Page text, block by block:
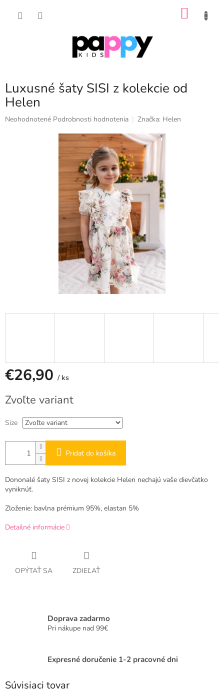
Luxusné šaty SISI z kolekcie od
Helen
Priemerné
Neohodnotené Podrobnosti hodnotenia Značka: Helen
€26,90 / ks
cena:
Zvoľte variant
Size
Pridať do košíka
Dononalé šaty SISI z novej kolekcie Helen nechajú vaše dievčatko
vyniknúť.
Zloženie: bavlna prémium 95%, elastan 5%
Detailné informácie
OPÝTAŤ SA ZDIEĽAŤ
Doprava zadarmo
Pri nákupe nad 99€
Expresné doručenie 1-2 pracovné dni
Súvisiaci tovar